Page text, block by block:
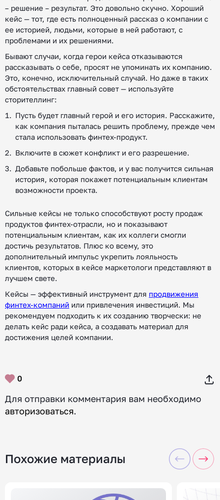
– решение – результат. Это довольно скучно. Хороший
кейс — тот, где есть полноценный рассказ о компании с
ее историей, людьми, которые в ней работают, с
проблемами и их решениями.
Бывают случаи, когда герои кейса отказываются
рассказывать о себе, просят не упоминать их компанию.
Это, конечно, исключительный случай. Но даже в таких
обстоятельствах главный совет — используйте
сторителлинг:
Пусть будет главный герой и его история. Расскажите,
как компания пыталась решить проблему, прежде чем
стала использовать финтех-продукт.
Включите в сюжет конфликт и его разрешение.
Добавьте побольше фактов, и у вас получится сильная
история, которая покажет потенциальным клиентам
возможности проекта.
Сильные кейсы не только способствуют росту продаж
продуктов финтех-отрасли, но и показывают
потенциальным клиентам, как их коллеги смогли
достичь результатов. Плюс ко всему, это
дополнительный импульс укрепить лояльность
клиентов, которых в кейсе маркетологи представляют в
лучшем свете.
Кейсы — эффективный инструмент для продвижения
финтех-компаний или привлечения инвестиций. Мы
рекомендуем подходить к их созданию творчески: не
делать кейс ради кейса, а создавать материал для
достижения целей компании.
0
Для отправки комментария вам необходимо
авторизоваться.
Похожие материалы